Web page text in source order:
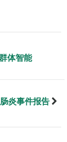
体智能
炎事件报告